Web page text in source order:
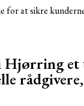
for at sikre
et